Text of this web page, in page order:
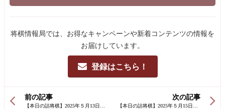
将棋情報局では、お得なキャンペーンや新着コンテンツの情報を
お届けしています。
登録はこちら！
次の記事
前の記事